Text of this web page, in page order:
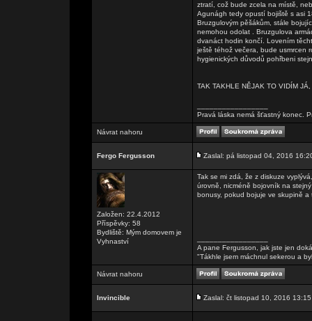
ztratí, což bude zcela na místě,
Agunágh tedy opustí bojiště s asi
Bruzgulovým pěšákům, stále
nemohou odolat . Bruzgulova
dvanáct hodin končí. Lovením
ještě téhož večera, bude usmrcen
hygienických důvodů pohřbeni
TAK TAKHLE NĚJAK TO VIDÍM
Pravá láska nemá šťastný konec.
Návrat nahoru
Fergo Fergusson Zaslal: pá listopad 04, 2016
Založen: 22.4.2012
Příspěvky: 58
Bydliště: Mým domovem je
Vyhnaství
Tak se mi zdá, že z diskuze
úrovně, nicméně bojovník na
bonusy, pokud bojuje ve skupině
A pane Fergusson, jak jste jen
"Tákhle jsem máchnul sekerou a
Návrat nahoru
Invincible Zaslal: čt listopad 10, 2016 13:15